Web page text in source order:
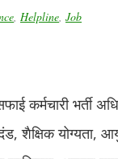
Helpline Job
कर्मचारी भर्ती
शैक्षिक